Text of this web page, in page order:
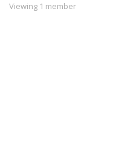
Viewing 1 member